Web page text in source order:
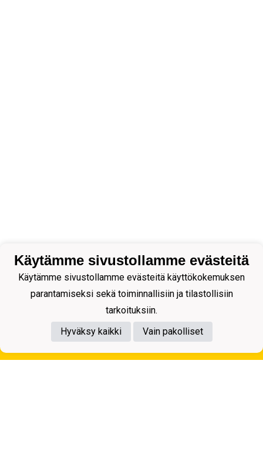
Tietosuojaseloste
Käytämme sivustollamme evästeitä
Käytämme sivustollamme evästeitä käyttökokemuksen
parantamiseksi sekä toiminnallisiin ja tilastollisiin
tarkoituksiin.
Hyväksy kaikki
Vain pakolliset